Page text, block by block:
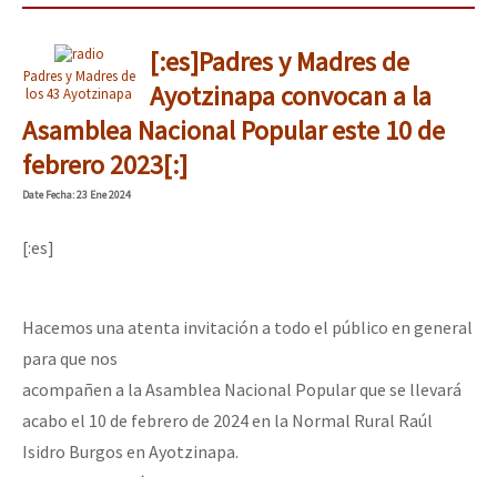
Padres y Madres de
los 43 Ayotzinapa
[:es]Padres y Madres de
Ayotzinapa convocan a la
Asamblea Nacional Popular este 10 de
febrero 2023[:]
DateFecha: 23 Ene 2024
[:es]
Hacemos una atenta invitación a todo el público en general
para que nos
acompañen a la Asamblea Nacional Popular que se llevará
acabo el 10 de febrero de 2024 en la Normal Rural Raúl
Isidro Burgos en Ayotzinapa.